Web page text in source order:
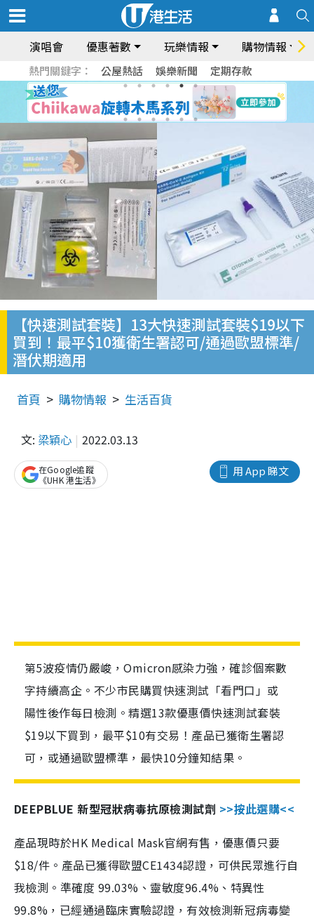
演唱會 優惠著數 玩樂情報 購物情報
熱門關鍵字： 公屋熱話 娛樂新聞 定期存款
【快速測試套裝】13大快速測試套裝$19以下
買到！最平$10獲衛生署認可/通過歐盟標準/
潛伏期適用
首頁 購物情報 生活百貨
文: 梁穎心 2022.03.13
用 App 睇文
在Google追蹤
《UHK 港生活》
第5波疫情仍嚴峻，Omicron感染力強，確診個案數
字持續高企。不少市民購買快速測試「看門口」或
陽性後作每日檢測。精選13款優惠價快速測試套裝
$19以下買到，最平$10有交易！產品已獲衛生署認
可，或通過歐盟標準，最快10分鐘知結果。
DEEPBLUE 新型冠狀病毒抗原檢測試劑 >>按此選購<<
產品現時於HK Medical Mask官網有售，優惠價只要
$18/件。產品已獲得歐盟CE1434認證，可供民眾進行自
我檢測。準確度 99.03%、靈敏度96.4%、特異性
99.8%，已經通過臨床實驗認證，有效檢測新冠病毒變